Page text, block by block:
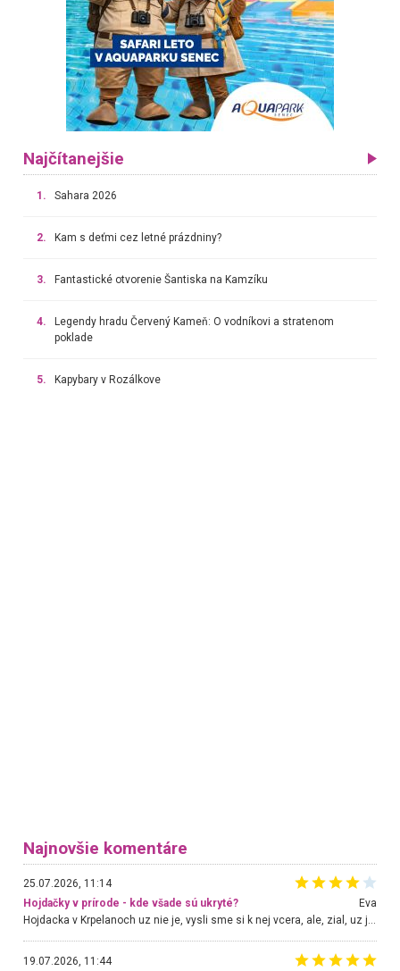
Najčítanejšie
1. Sahara 2026
2. Kam s deťmi cez letné prázdniny?
3. Fantastické otvorenie Šantiska na Kamzíku
4.
Legendy hradu Červený Kameň: O vodníkovi a stratenom
poklade
5. Kapybary v Rozálkove
Najnovšie komentáre
25.07.2026, 11:14
Hojdačky v prírode - kde všade sú ukryté?
Eva
Hojdacka v Krpelanoch uz nie je, vysli sme si k nej vcera, ale, zial, uz je znicena. Ak sem planujete cestu len kvoli hojdacke, mozete si ju usetrit. Krasny vyhlad je tu vsak aj bez hojdacky :-)
19.07.2026, 11:44